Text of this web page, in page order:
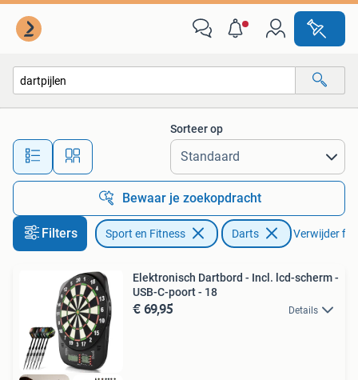
Alle afstanden…
Sorteer op
Bewaar je zoekopdracht
Filters Sport en Fitness Darts Verwijder
Elektronisch Dartbord - Incl. lcd-scherm -
USB-C-poort - 18
€ 69,95 Details